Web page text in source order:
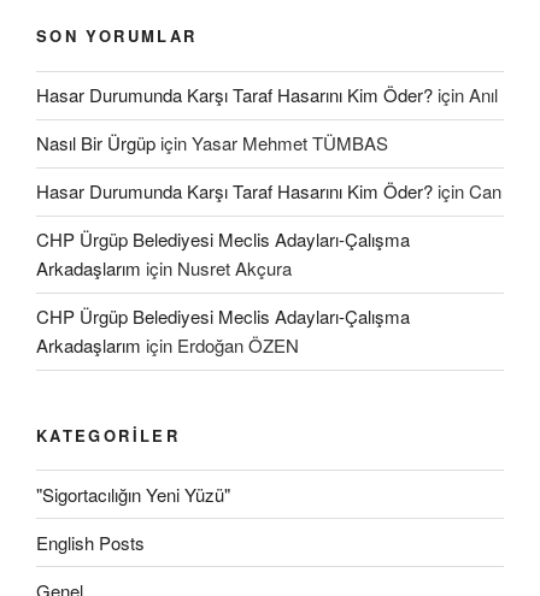
SON YORUMLAR
Hasar Durumunda Karşı Taraf Hasarını Kim Öder? içinAnıl
Nasıl Bir Ürgüp içinYasar Mehmet TÜMBAS
Hasar Durumunda Karşı Taraf Hasarını Kim Öder? içinCan
CHP Ürgüp Belediyesi Meclis Adayları-Çalışma
Arkadaşlarım için Nusret Akçura
CHP Ürgüp Belediyesi Meclis Adayları-Çalışma
Arkadaşlarım için Erdoğan ÖZEN
KATEGORILER
"Sigortacılığın Yeni Yüzü"
English Posts
Genel